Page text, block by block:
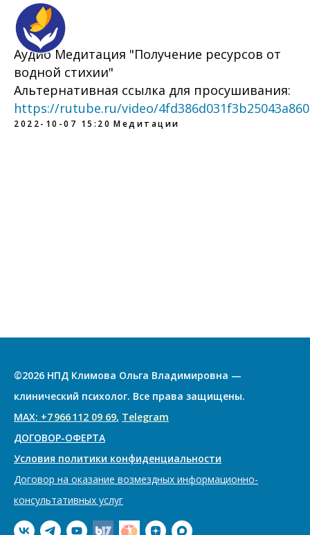
Аудио Медитация "Получение ресурсов от
водной стихии"
Альтернативная ссылка для просушивания:
https://rutube.ru/video/
2022-10-07 15:20 Медитации
©2026 НПД Климова Ольга Владимировна —
клинический психолог. Все права защищены.
МАХ: +7 966 112 09 69, Telegram
ДОГОВОР-ОФЕРТА
Условия политики конфиденциальности
Договор на оказание возмездных информационно-
консультативных услуг